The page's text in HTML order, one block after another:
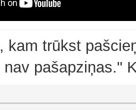
kam trūkst
pašapziņas."